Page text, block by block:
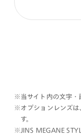
※当サイト内の文字・
※オプションレンズは
す。
※JINS MEGANE